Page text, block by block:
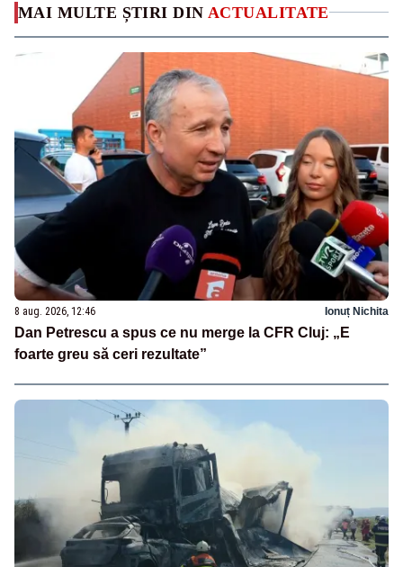
MAI MULTE ȘTIRI DIN ACTUALITATE
8 aug. 2026, 12:46 Ionuț Nichita
Dan Petrescu a spus ce nu merge la CFR Cluj: „E
foarte greu să ceri rezultate”